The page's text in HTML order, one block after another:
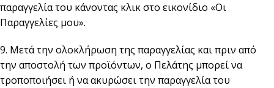
παραγγελία του κάνοντας κλικ στο εικονίδιο «Οι
Παραγγελίες μου».
9. Μετά την ολοκλήρωση της παραγγελίας και πριν από
την αποστολή των προϊόντων, ο Πελάτης μπορεί να
τροποποιήσει ή να ακυρώσει την παραγγελία του